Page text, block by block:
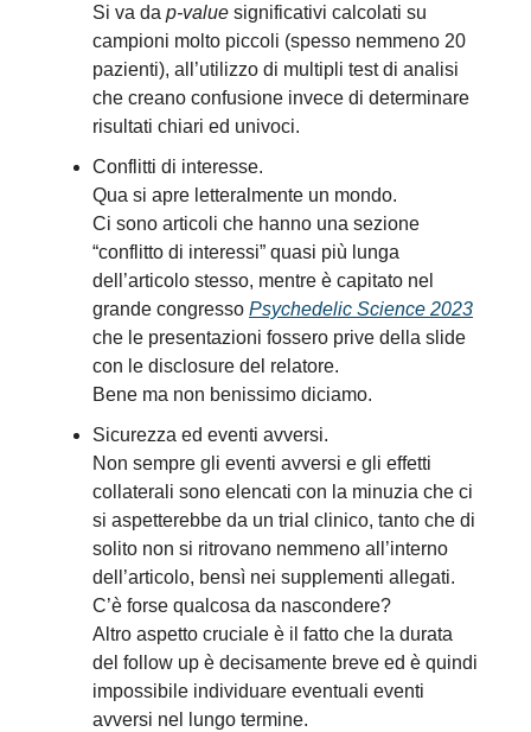
Si va da p-value significativi calcolati su
campioni molto piccoli (spesso nemmeno 20
pazienti), all’utilizzo di multipli test di analisi
che creano confusione invece di determinare
risultati chiari ed univoci.
Conflitti di interesse.
Qua si apre letteralmente un mondo.
Ci sono articoli che hanno una sezione
“conflitto di interessi” quasi più lunga
dell’articolo stesso, mentre è capitato nel
grande congresso Psychedelic Science 2023
che le presentazioni fossero prive della slide
con le disclosure del relatore.
Bene ma non benissimo diciamo.
Sicurezza ed eventi avversi.
Non sempre gli eventi avversi e gli effetti
collaterali sono elencati con la minuzia che ci
si aspetterebbe da un trial clinico, tanto che di
solito non si ritrovano nemmeno all’interno
dell’articolo, bensì nei supplementi allegati.
C’è forse qualcosa da nascondere?
Altro aspetto cruciale è il fatto che la durata
del follow up è decisamente breve ed è quindi
impossibile individuare eventuali eventi
avversi nel lungo termine.